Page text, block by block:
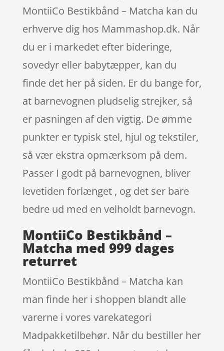
MontiiCo Bestikbånd – Matcha kan du
erhverve dig hos Mammashop.dk. Når
du er i markedet efter bideringe,
sovedyr eller babytæpper, kan du
finde det her på siden. Er du bange for,
at barnevognen pludselig strejker, så
er pasningen af den vigtig. De ømme
punkter er typisk stel, hjul og tekstiler,
så vær ekstra opmærksom på dem.
Passer I godt på barnevognen, bliver
levetiden forlænget , og det ser bare
bedre ud med en velholdt barnevogn.
MontiiCo Bestikbånd –
Matcha med 999 dages
returret
MontiiCo Bestikbånd – Matcha kan
man finde her i shoppen blandt alle
varerne i vores varekategori
Madpakketilbehør. Når du bestiller her